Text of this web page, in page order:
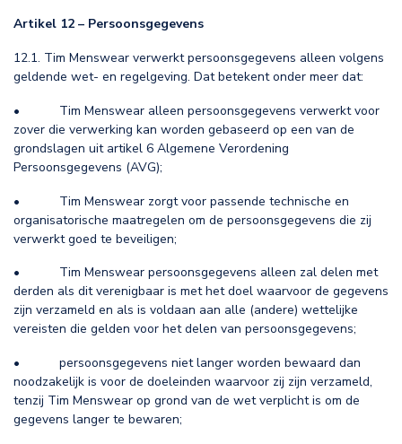
Artikel 12 – Persoonsgegevens
12.1. Tim Menswear verwerkt persoonsgegevens alleen volgens
geldende wet- en regelgeving. Dat betekent onder meer dat:
• Tim Menswear alleen persoonsgegevens verwerkt voor
zover die verwerking kan worden gebaseerd op een van de
grondslagen uit artikel 6 Algemene Verordening
Persoonsgegevens (AVG);
• Tim Menswear zorgt voor passende technische en
organisatorische maatregelen om de persoonsgegevens die zij
verwerkt goed te beveiligen;
• Tim Menswear persoonsgegevens alleen zal delen met
derden als dit verenigbaar is met het doel waarvoor de gegevens
zijn verzameld en als is voldaan aan alle (andere) wettelijke
vereisten die gelden voor het delen van persoonsgegevens;
• persoonsgegevens niet langer worden bewaard dan
noodzakelijk is voor de doeleinden waarvoor zij zijn verzameld,
tenzij Tim Menswear op grond van de wet verplicht is om de
gegevens langer te bewaren;